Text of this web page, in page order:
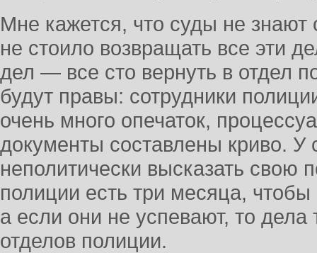
Мне кажется, что суды не
не стоило возвращать все эти
дел — все сто вернуть в отдел
будут правы: сотрудники
очень много опечаток,
документы составлены криво. У
неполитически высказать свою
полиции есть три месяца,
а если они не успевают, то дела
отделов полиции.